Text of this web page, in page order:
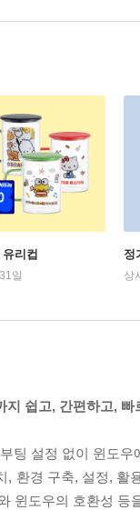
리컵
일
정
상
지 쉽고, 간편하고, 빠
팅 설정 없이 윈도
, 환경 구축, 설정,
윈도우의 호환성